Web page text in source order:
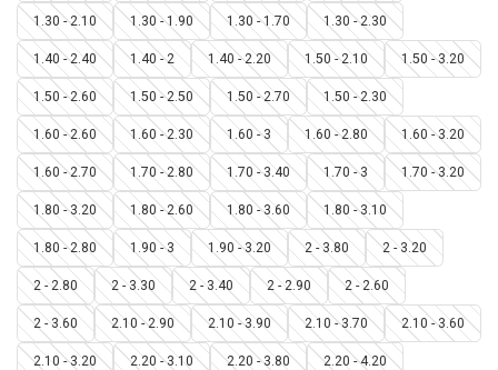
1.30 - 2.10 1.30 - 1.90 1.30 - 1.70 1.30 - 2.30
1.40 - 2.40 1.40 - 2 1.40 - 2.20 1.50 - 2.10 1.50 - 3.20
1.50 - 2.60 1.50 - 2.50 1.50 - 2.70 1.50 - 2.30
1.60 - 2.60 1.60 - 2.30 1.60 - 3 1.60 - 2.80 1.60 - 3.20
1.60 - 2.70 1.70 - 2.80 1.70 - 3.40 1.70 - 3 1.70 - 3.20
1.80 - 3.20 1.80 - 2.60 1.80 - 3.60 1.80 - 3.10
1.80 - 2.80 1.90 - 3 1.90 - 3.20 2 - 3.80 2 - 3.20
2 - 2.80 2 - 3.30 2 - 3.40 2 - 2.90 2 - 2.60
2 - 3.60 2.10 - 2.90 2.10 - 3.90 2.10 - 3.70 2.10 - 3.60
2.10 - 3.20 2.20 - 3.10 2.20 - 3.80 2.20 - 4.20